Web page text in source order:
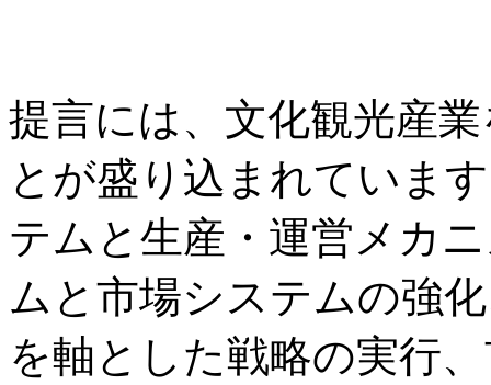
提言には、文化観光産
とが盛り込まれていま
テムと生産・運営メカ
ムと市場システムの強
を軸とした戦略の実行